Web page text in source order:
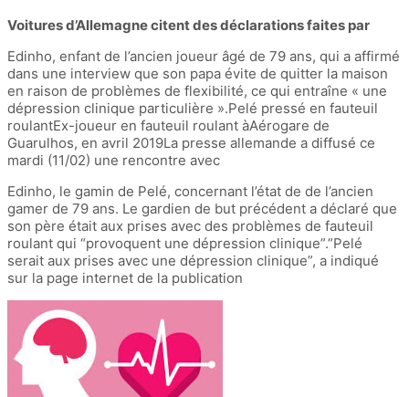
Voitures d’Allemagne citent des déclarations faites par
Edinho, enfant de l’ancien joueur âgé de 79 ans, qui a affirmé
dans une interview que son papa évite de quitter la maison
en raison de problèmes de flexibilité, ce qui entraîne « une
dépression clinique particulière ».Pelé pressé en fauteuil
roulantEx-joueur en fauteuil roulant àAérogare de
Guarulhos, en avril 2019La presse allemande a diffusé ce
mardi (11/02) une rencontre avec
Edinho, le gamin de Pelé, concernant l’état de de l’ancien
gamer de 79 ans. Le gardien de but précédent a déclaré que
son père était aux prises avec des problèmes de fauteuil
roulant qui “provoquent une dépression clinique”.”Pelé
serait aux prises avec une dépression clinique”, a indiqué
sur la page internet de la publication